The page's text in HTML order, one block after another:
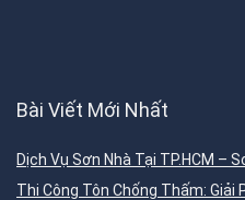
Bài Viết Mới Nhất
Dịch Vụ Sơn Nhà Tại TP.HCM –
Thi Công Tôn Chống Thấm: Giải